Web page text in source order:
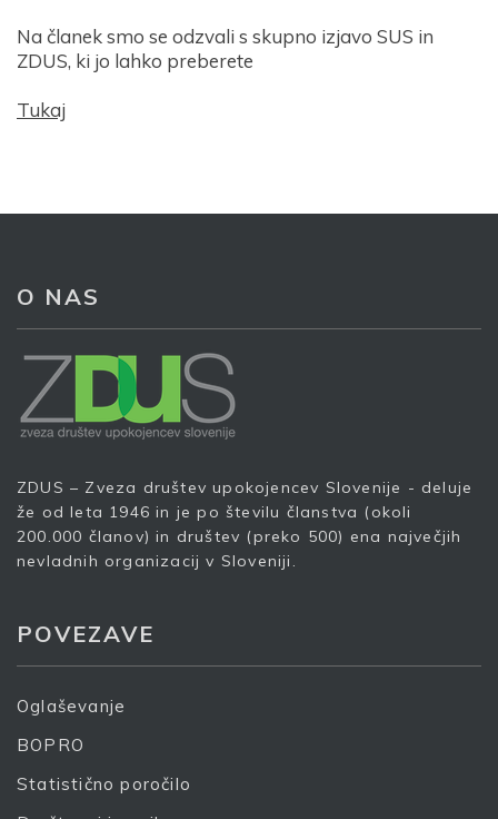
Na članek smo se odzvali s skupno izjavo SUS in
ZDUS, ki jo lahko preberete
Tukaj
O NAS
ZDUS – Zveza društev upokojencev Slovenije - deluje
že od leta 1946 in je po številu članstva (okoli
200.000 članov) in društev (preko 500) ena največjih
nevladnih organizacij v Sloveniji.
POVEZAVE
Oglaševanje
BOPRO
Statistično poročilo
Prijava na e-novice
Vaš elektronski naslov
S prijavo dovoljujem, da podjetje ZDUS moje osebne
podatke obdeluje z namenom prejemanja e-novic